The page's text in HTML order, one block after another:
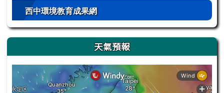
西中環境教育成果網
天氣預報